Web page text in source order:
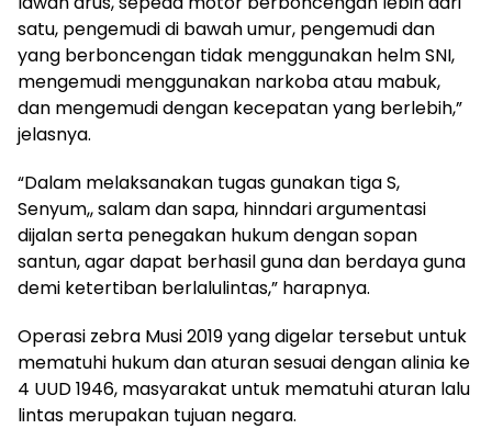
satu, pengemudi di bawah umur, pengemudi dan
yang berboncengan tidak menggunakan helm SNI,
mengemudi menggunakan narkoba atau mabuk,
dan mengemudi dengan kecepatan yang berlebih,”
jelasnya.
“Dalam melaksanakan tugas gunakan tiga S,
Senyum,, salam dan sapa, hinndari argumentasi
dijalan serta penegakan hukum dengan sopan
santun, agar dapat berhasil guna dan berdaya guna
demi ketertiban berlalulintas,” harapnya.
Operasi zebra Musi 2019 yang digelar tersebut untuk
mematuhi hukum dan aturan sesuai dengan alinia ke
4 UUD 1946, masyarakat untuk mematuhi aturan lalu
lintas merupakan tujuan negara.